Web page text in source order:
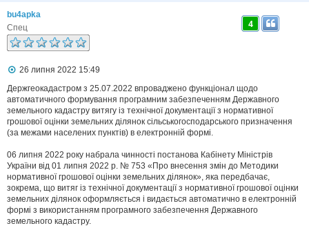
н
н
я
bu4apka
Спец
4
П
в
і
д
м
л
н
н
я
26 липня 2022 15:49
Держгеокадастром з 25.07.2022 впроваджено функціонал щодо
автоматичного формування програмним забезпеченням Державного
земельного кадастру витягу із технічної документації з нормативної
грошової оцінки земельних ділянок сільськогосподарського призначення
(за межами населених пунктів) в електронній формі.
06 липня 2022 року набрала чинності постанова Кабінету Міністрів
України від 01 липня 2022 р. № 753 «Про внесення змін до Методики
нормативної грошової оцінки земельних ділянок», яка передбачає,
зокрема, що витяг із технічної документації з нормативної грошової оцінки
земельних ділянок оформляється і видається автоматично в електронній
формі з використанням програмного забезпечення Державного
земельного кадастру.